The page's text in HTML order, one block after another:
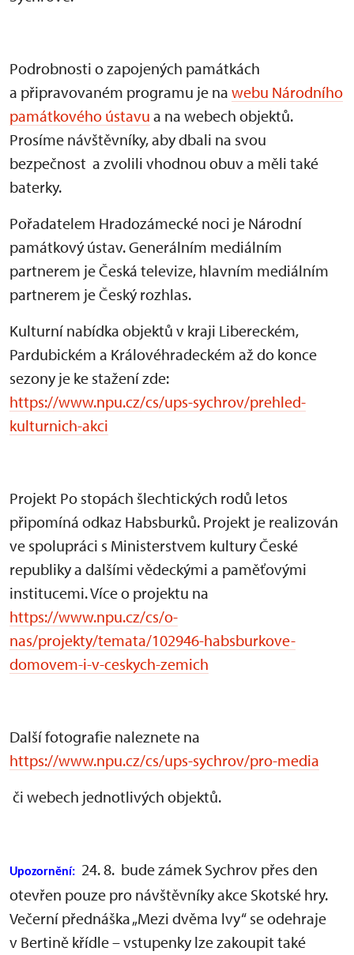
Podrobnosti o zapojených památkách
a připravovaném programu je na webu Národního
památkového ústavu a na webech objektů.
Prosíme návštěvníky, aby dbali na svou
bezpečnost a zvolili vhodnou obuv a měli také
baterky.
Pořadatelem Hradozámecké noci je Národní
památkový ústav. Generálním mediálním
partnerem je Česká televize, hlavním mediálním
partnerem je Český rozhlas.
Kulturní nabídka objektů v kraji Libereckém,
Pardubickém a Královéhradeckém až do konce
sezony je ke stažení zde:
https://www.npu.cz/cs/ups-sychrov/prehled-
kulturnich-akci
Projekt Po stopách šlechtických rodů letos
připomíná odkaz Habsburků. Projekt je realizován
ve spolupráci s Ministerstvem kultury České
republiky a dalšími vědeckými a paměťovými
institucemi. Více o projektu na
https://www.npu.cz/cs/o-
nas/projekty/temata/102946-habsburkove-
domovem-i-v-ceskych-zemich
Další fotografie naleznete na
https://www.npu.cz/cs/ups-sychrov/pro-media
či webech jednotlivých objektů.
Upozornění: 24. 8. bude zámek Sychrov přes den
otevřen pouze pro návštěvníky akce Skotské hry.
Večerní přednáška „Mezi dvěma lvy“ se odehraje
v Bertině křídle – vstupenky lze zakoupit také